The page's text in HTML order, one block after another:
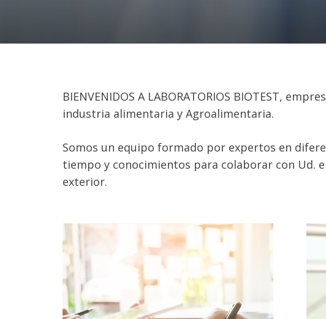
BIENVENIDOS A LABORATORIOS BIOTEST,
industria alimentaria y Agroalimentaria.
Somos un equipo formado por expertos en
tiempo y conocimientos para colaborar con Ud.
exterior.